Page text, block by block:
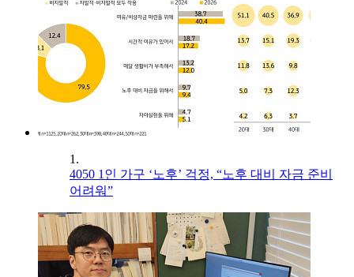
1.
4050 1인 가구 ‘노후’ 걱정, “노후 대비 자금 준비
어려워”